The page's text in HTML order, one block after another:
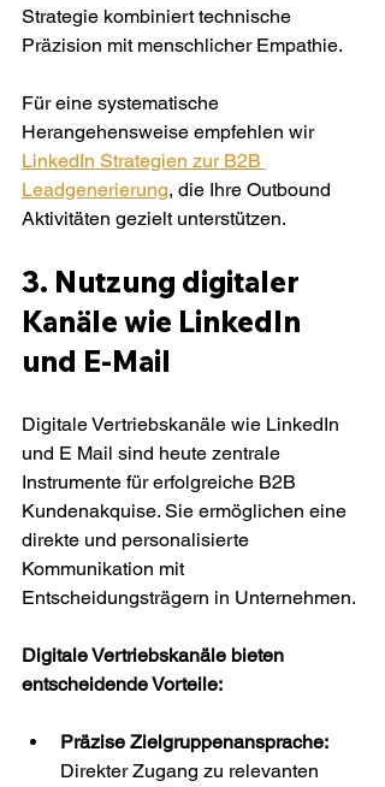
Strategie kombiniert technische
Präzision mit menschlicher Empathie.
Für eine systematische
Herangehensweise empfehlen wir
LinkedIn Strategien zur B2B
Leadgenerierung, die Ihre Outbound
Aktivitäten gezielt unterstützen.
3. Nutzung digitaler
Kanäle wie LinkedIn
und E-Mail
Digitale Vertriebskanäle wie LinkedIn
und E Mail sind heute zentrale
Instrumente für erfolgreiche B2B
Kundenakquise. Sie ermöglichen eine
direkte und personalisierte
Kommunikation mit
Entscheidungsträgern in Unternehmen.
Digitale Vertriebskanäle bieten
entscheidende Vorteile:
Präzise Zielgruppenansprache:
Direkter Zugang zu relevanten